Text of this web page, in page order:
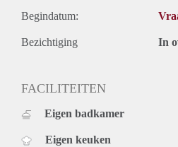
Begindatum:
Bezichtiging In
FACILITEITEN
Eigen badkamer
Eigen keuken